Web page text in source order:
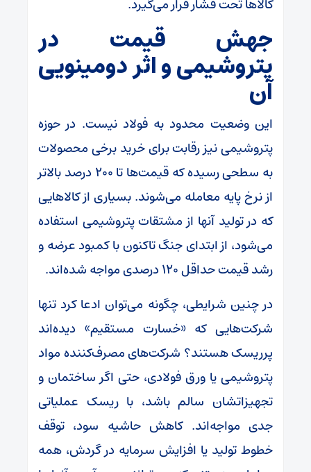
کالا‌ها تحت فشار قرار می‌گیرد.
جهش قیمت در
پتروشیمی و اثر دومینویی
آن
این وضعیت محدود به فولاد نیست. در حوزه
پتروشیمی نیز رقابت برای خرید برخی محصولات
به سطحی رسیده که قیمت‌ها تا ۲۰۰ درصد بالاتر
از نرخ پایه معامله می‌شوند. بسیاری از کالا‌هایی
که در تولید آنها از مشتقات پتروشیمی استفاده
می‌شود، از ابتدای جنگ تاکنون با کمبود عرضه و
رشد قیمت حداقل ۱۲۰ درصدی مواجه شده‌اند.
در چنین شرایطی، چگونه می‌توان ادعا کرد تنها
شرکت‌هایی که «خسارت مستقیم» دیده‌اند
پرریسک هستند؟ شرکت‌های مصرف‌کننده مواد
پتروشیمی یا ورق فولادی، حتی اگر ساختمان و
تجهیزاتشان سالم باشد، با ریسک عملیاتی
جدی مواجه‌اند. کاهش حاشیه سود، توقف
خطوط تولید یا افزایش سرمایه در گردش، همه